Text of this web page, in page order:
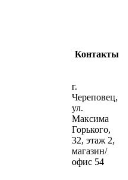
Контакты
г.
Череповец,
ул.
Максима
Горького,
32, этаж 2,
магазин/
офис 54